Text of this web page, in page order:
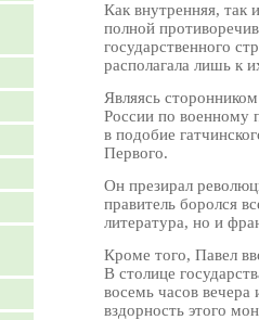
Как внутренняя, так
полной
государственного
располагала лишь к
Являясь
России по военному
в подобие
Первого.
Он презирал
правитель боролся
литература, но и
Кроме того, Павел
В столице
восемь часов
вздорность этого